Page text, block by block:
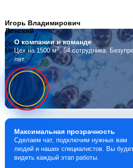
Игорь Владимирович
Лонский
Основатель компании
Мебелино
О компаниии команде
Цех на 1500 м2, 54 сотрудника.
лет.
Максимальная прозрачность
Сделаем чат, подключим нужных вам
людей и наших специалистов. Вы
видеть каждый этап работы.